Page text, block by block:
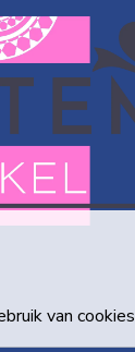
van cookies